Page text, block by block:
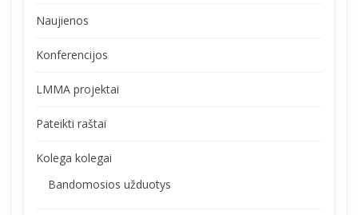
Naujienos
Konferencijos
LMMA projektai
Pateikti raštai
Kolega kolegai
Bandomosios užduotys